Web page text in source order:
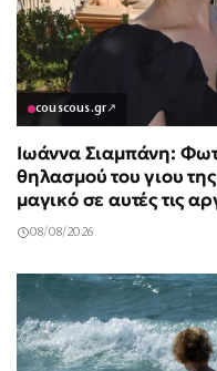
couscous.gr↗
Ιωάννα Σιαμπάνη:
θηλασμού του γιου
μαγικό σε αυτές τις
08/08/2026